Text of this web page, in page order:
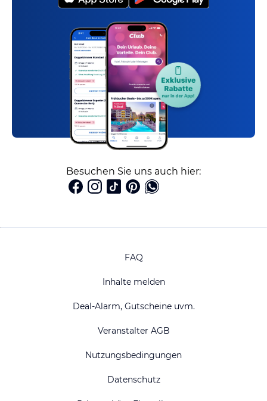
Besuchen Sie uns auch hier:
FAQ
Inhalte melden
Deal-Alarm, Gutscheine uvm.
Veranstalter AGB
Nutzungsbedingungen
Datenschutz